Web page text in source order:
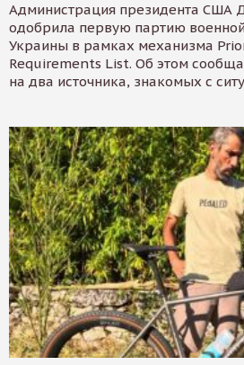
Администрация президента США
одобрила первую партию
Украины в рамках механизма
Requirements List. Об этом
на два источника, знакомых с